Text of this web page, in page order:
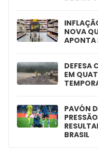
NOVA
APONTA
DEFESA
EM
PAVÓN
BRASIL